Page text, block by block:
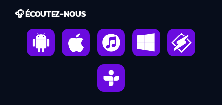
🎧 ÉCOUTEZ-NOUS